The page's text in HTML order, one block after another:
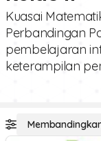
Kuasai
Perbandingan
pembelajaran
keterampilan